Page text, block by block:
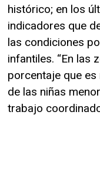
histórico; en los
indicadores que
las condiciones
infantiles. “En las
porcentaje que
de las niñas
trabajo